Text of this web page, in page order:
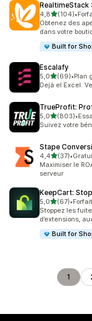
RealtimeStack
4,8étoile(s) sur 5
(104)
104 avis au total
•
Obtenez des
dans votre
Built for
Escalafy
5,0étoile(s) sur 5
(69)
69 avis au total
•Plan
Dejá el Excel.
TrueProfit:
5,0étoile(s) sur 5
(803)
803 avis au total
•
Suivez votre
Stape
4,4étoile(s) sur
(37)
37 avis au total
•
Maximiser le
serveur
KeepCart:
5,0étoile(s) sur 5
(67)
67 avis au total
•
Stoppez les
d’extensions,
Built for
1